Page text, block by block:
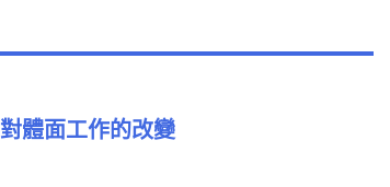
體面工作的改變